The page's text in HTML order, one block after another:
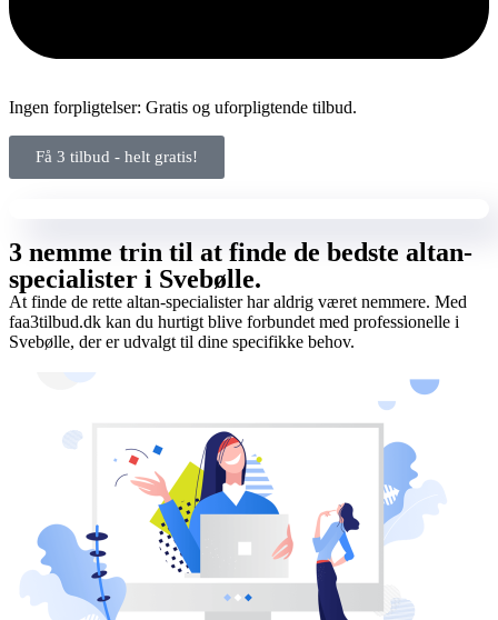
Ingen forpligtelser: Gratis og uforpligtende tilbud.
Få 3 tilbud - helt gratis!
3 nemme trin til at finde de bedste altan-
specialister i Svebølle.
At finde de rette altan-specialister har aldrig været nemmere. Med
faa3tilbud.dk kan du hurtigt blive forbundet med professionelle i
Svebølle, der er udvalgt til dine specifikke behov.